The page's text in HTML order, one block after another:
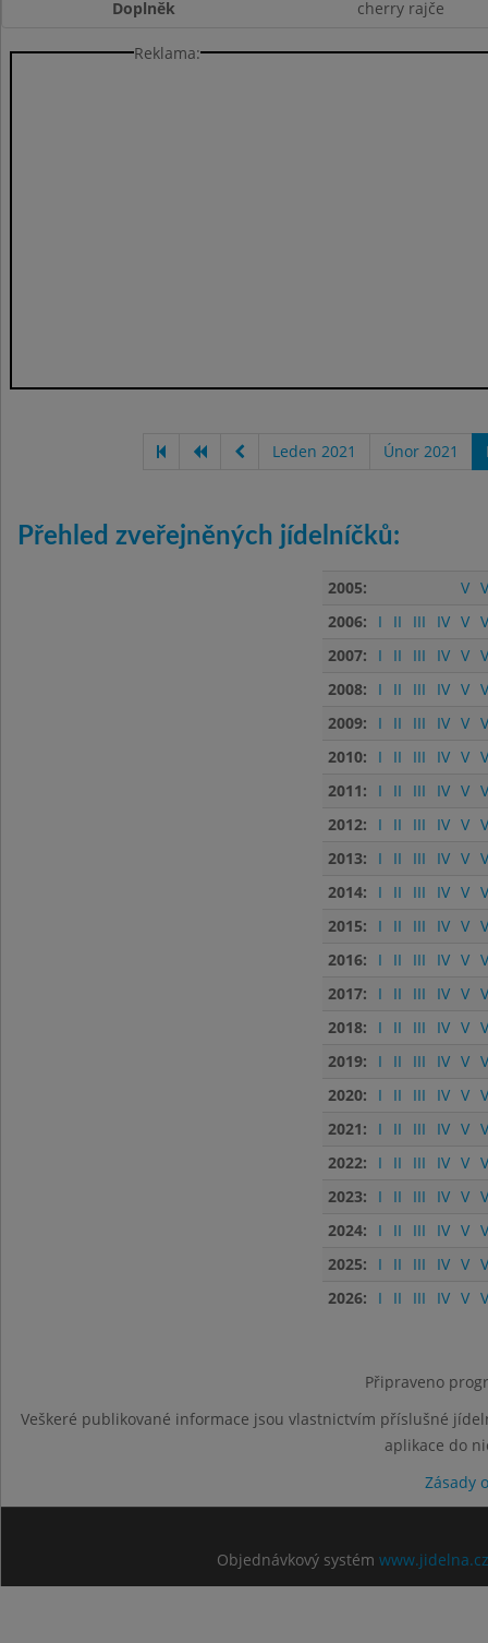
Doplněk cherry rajče
Reklama:
Leden 2021 Únor 2021
Přehled zveřejněných jídelníčků:
2005: V
2006:
I II III IV V
2007:
I II III IV V
2008:
I II III IV V
2009:
I II III IV V
2010:
I II III IV V
2011:
I II III IV V
2012:
I II III IV V
2013:
I II III IV V
2014:
I II III IV V
2015:
I II III IV V
2016:
I II III IV V
2017:
I II III IV V
2018:
I II III IV V
2019:
I II III IV V
2020:
I II III IV V
2021:
I II III IV V
2022:
I II III IV V
2023:
I II III IV V
2024:
I II III IV V
2025:
I II III IV V
2026:
I II III IV V
Připraveno
Veškeré publikované informace jsou vlastnictvím příslušné
aplikace do
Zásady
Objednávkový systém www.jidelna.cz